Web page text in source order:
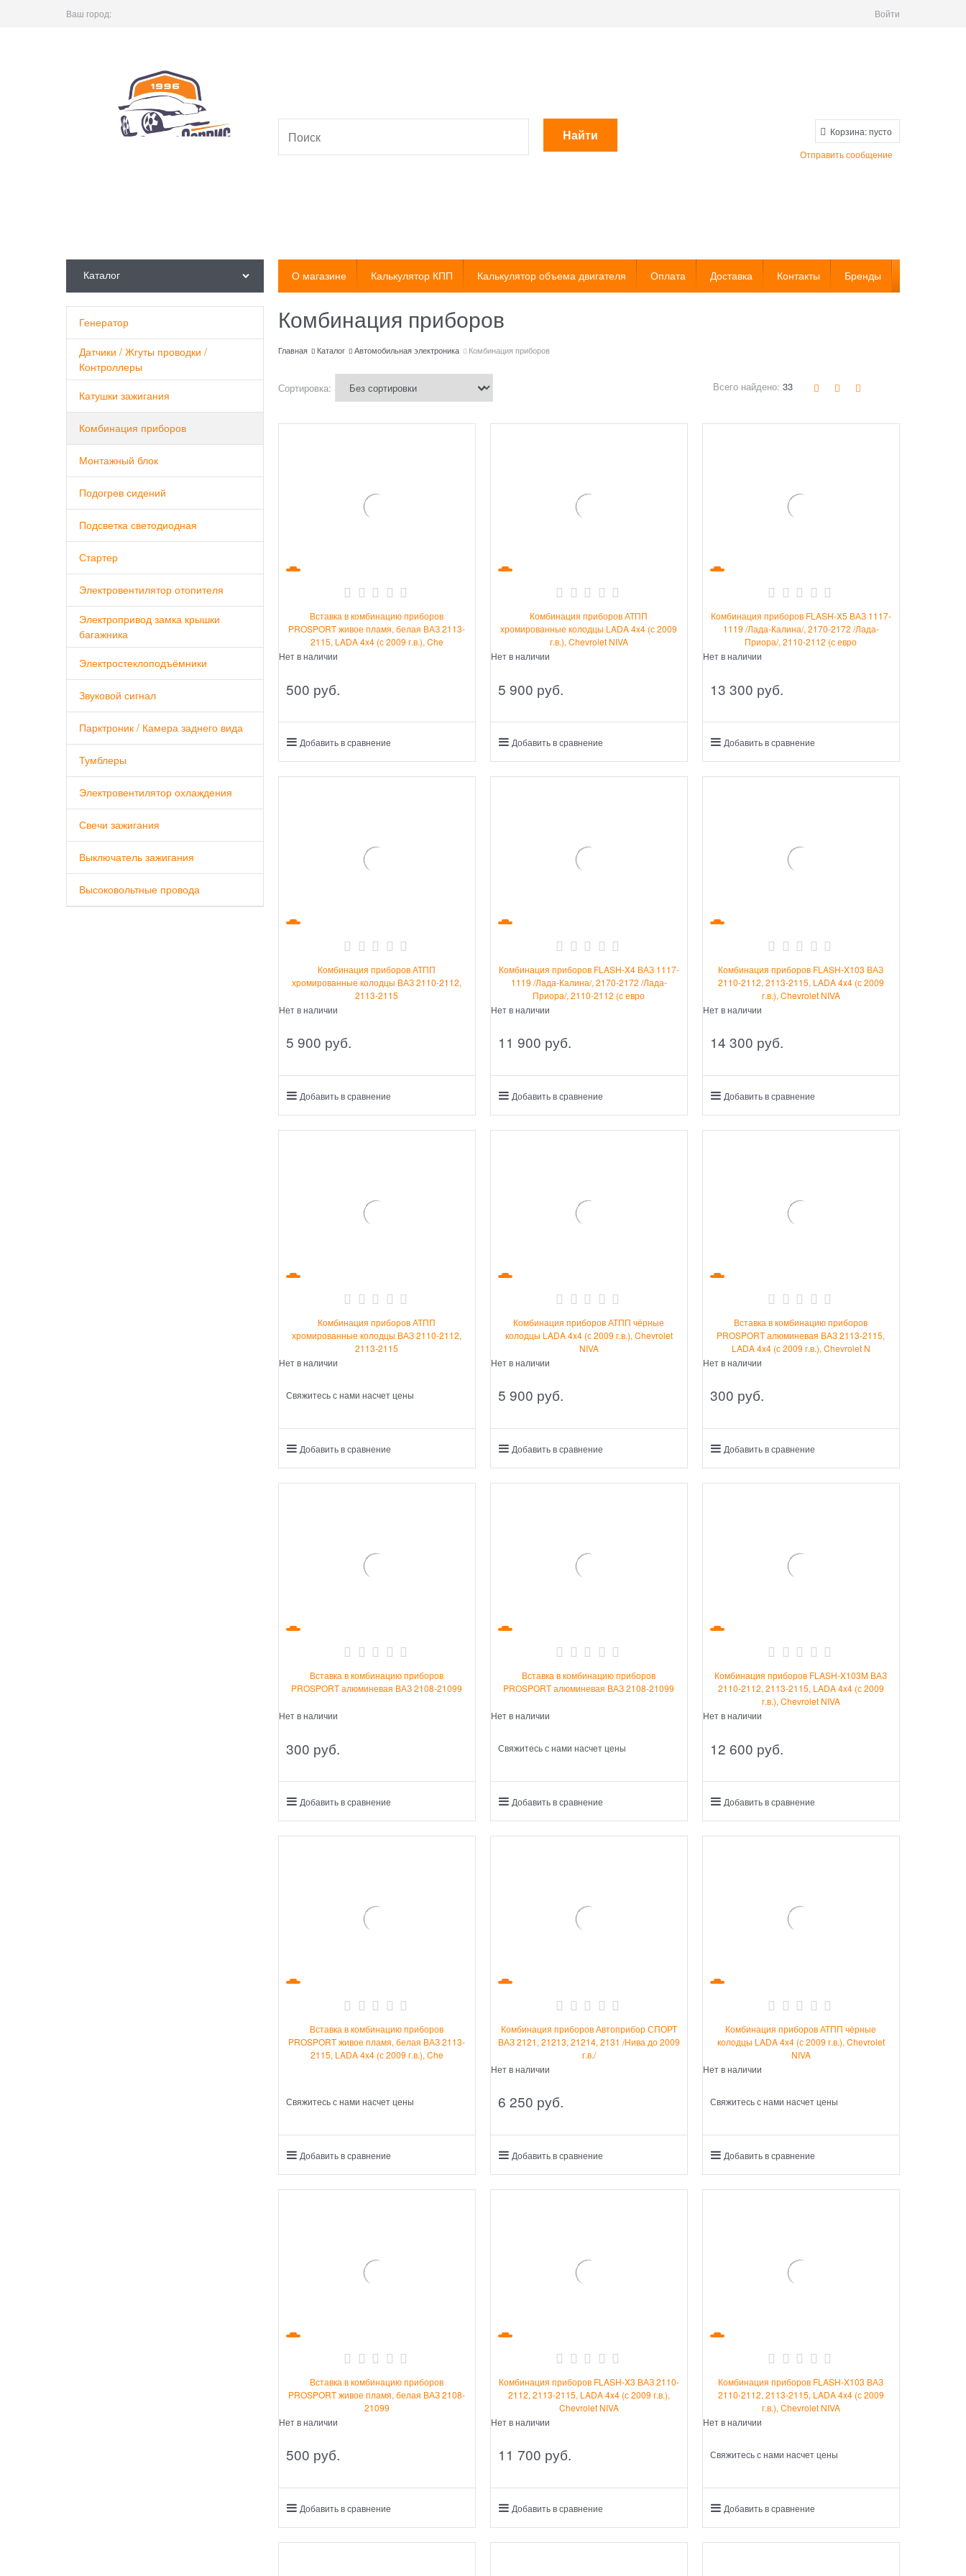
Ваш город: Войти
Найти Корзина:пусто
Отправить сообщение
Каталог О магазине Калькулятор КПП Калькулятор объема двигателя Оплата Доставка Контакты Бренды
Генератор
Датчики / Жгуты проводки /
Контроллеры
Катушки зажигания
Комбинация приборов
Монтажный блок
Подогрев сидений
Подсветка светодиодная
Стартер
Электровентилятор отопителя
Электропривод замка крышки
багажника
Электростеклоподъёмники
Звуковой сигнал
Парктроник / Камера заднего вида
Тумблеры
Электровентилятор охлаждения
Свечи зажигания
Выключатель зажигания
Высоковольтные провода
Комбинация приборов
Главная Каталог Автомобильная электроника Комбинация приборов
Сортировка: Всего найдено: 33
Вставка в комбинацию приборов
PROSPORT живое пламя, белая ВАЗ 2113-
2115, LADA 4x4 (с 2009 г.в.), Che
Нет в наличии
500 руб.
Добавить в сравнение
Комбинация приборов АТПП
хромированные колодцы LADA 4x4 (с 2009
г.в.), Chevrolet NIVA
Нет в наличии
5 900 руб.
Добавить в сравнение
Комбинация приборов FLASH-X5 ВАЗ 1117-
1119 /Лада-Калина/, 2170-2172 /Лада-
Приора/, 2110-2112 (с евро
Нет в наличии
13 300 руб.
Добавить в сравнение
Комбинация приборов АТПП
хромированные колодцы ВАЗ 2110-2112,
2113-2115
Нет в наличии
5 900 руб.
Добавить в сравнение
Комбинация приборов FLASH-X4 ВАЗ 1117-
1119 /Лада-Калина/, 2170-2172 /Лада-
Приора/, 2110-2112 (с евро
Нет в наличии
11 900 руб.
Добавить в сравнение
Комбинация приборов FLASH-X103 ВАЗ
2110-2112, 2113-2115, LADA 4x4 (с 2009
г.в.), Chevrolet NIVA
Нет в наличии
14 300 руб.
Добавить в сравнение
Комбинация приборов АТПП
хромированные колодцы ВАЗ 2110-2112,
2113-2115
Нет в наличии
Свяжитесь с нами насчет цены
Добавить в сравнение
Комбинация приборов АТПП чёрные
колодцы LADA 4x4 (с 2009 г.в.), Chevrolet
NIVA
Нет в наличии
5 900 руб.
Добавить в сравнение
Вставка в комбинацию приборов
PROSPORT алюминевая ВАЗ 2113-2115,
LADA 4x4 (с 2009 г.в.), Chevrolet N
Нет в наличии
300 руб.
Добавить в сравнение
Вставка в комбинацию приборов
PROSPORT алюминевая ВАЗ 2108-21099
Нет в наличии
300 руб.
Добавить в сравнение
Вставка в комбинацию приборов
PROSPORT алюминевая ВАЗ 2108-21099
Нет в наличии
Свяжитесь с нами насчет цены
Добавить в сравнение
Комбинация приборов FLASH-X103M ВАЗ
2110-2112, 2113-2115, LADA 4x4 (с 2009
г.в.), Chevrolet NIVA
Нет в наличии
12 600 руб.
Добавить в сравнение
Вставка в комбинацию приборов
PROSPORT живое пламя, белая ВАЗ 2113-
2115, LADA 4x4 (с 2009 г.в.), Che
Свяжитесь с нами насчет цены
Добавить в сравнение
Комбинация приборов Автоприбор СПОРТ
ВАЗ 2121, 21213, 21214, 2131 /Нива до 2009
г.в./
Нет в наличии
6 250 руб.
Добавить в сравнение
Комбинация приборов АТПП чёрные
колодцы LADA 4x4 (с 2009 г.в.), Chevrolet
NIVA
Нет в наличии
Свяжитесь с нами насчет цены
Добавить в сравнение
Вставка в комбинацию приборов
PROSPORT живое пламя, белая ВАЗ 2108-
21099
Нет в наличии
500 руб.
Добавить в сравнение
Комбинация приборов FLASH-X3 ВАЗ 2110-
2112, 2113-2115, LADA 4x4 (с 2009 г.в.),
Chevrolet NIVA
Нет в наличии
11 700 руб.
Добавить в сравнение
Комбинация приборов FLASH-X103 ВАЗ
2110-2112, 2113-2115, LADA 4x4 (с 2009
г.в.), Chevrolet NIVA
Нет в наличии
Свяжитесь с нами насчет цены
Добавить в сравнение